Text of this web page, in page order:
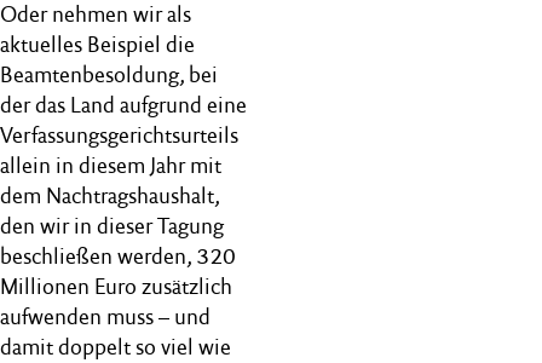
Oder nehmen wir als
aktuelles Beispiel die
Beamtenbesoldung, bei
der das Land aufgrund eine
Verfassungsgerichtsurteils
allein in diesem Jahr mit
dem Nachtragshaushalt,
den wir in dieser Tagung
beschließen werden, 320
Millionen Euro zusätzlich
aufwenden muss – und
damit doppelt so viel wie